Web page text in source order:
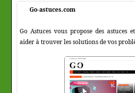
Go-astuces.com
Go Astuces vous propose des astuces
aider à trouver les solutions de vos